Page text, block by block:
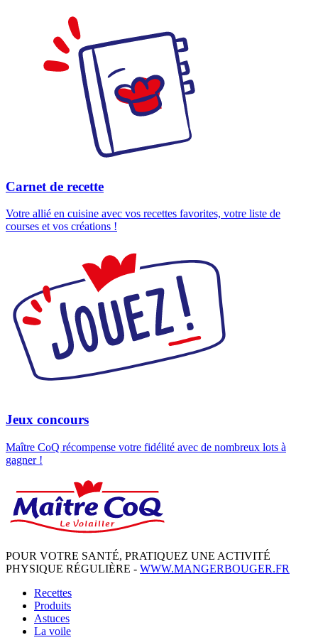
Carnet de recette
Votre allié en cuisine avec vos recettes favorites, votre liste de
courses et vos créations !
Jeux concours
Maître CoQ récompense votre fidélité avec de nombreux lots à
gagner !
POUR VOTRE SANTÉ, PRATIQUEZ UNE ACTIVITÉ
PHYSIQUE RÉGULIÈRE - WWW.MANGERBOUGER.FR
Recettes
Produits
Astuces
La voile